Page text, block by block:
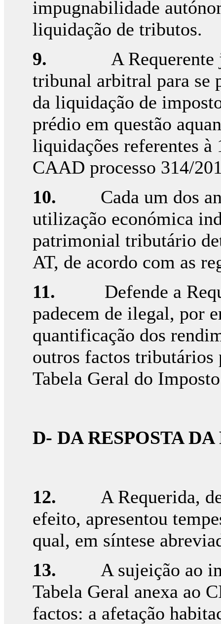
impugnabilidade
liquidação de tributos.
9. A
tribunal arbitral para se
da liquidação de
prédio em questão
liquidações referentes à
CAAD processo 314/
10. Cada um dos
utilização económica
patrimonial tributário
AT, de acordo com as
11.
Defende a
padecem de ilegal, por
quantificação dos
outros factos tributários
Tabela Geral do
D- DA RESPOSTA
12. A Requerida,
efeito, apresentou
qual, em síntese
13. A sujeição ao
Tabela Geral anexa ao
factos: a afetação